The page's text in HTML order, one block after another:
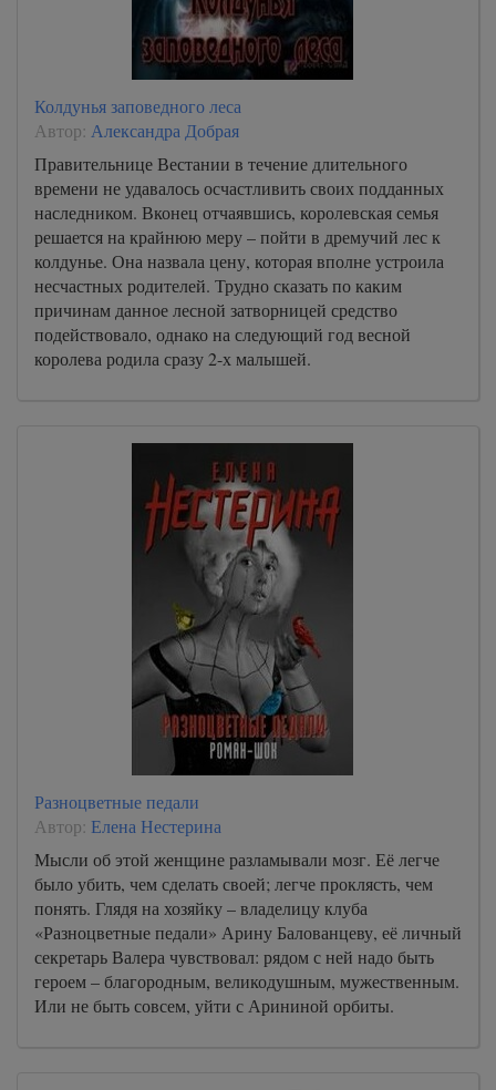
Колдунья заповедного леса
Автор: Александра Добрая
Правительнице Вестании в течение длительного
времени не удавалось осчастливить своих подданных
наследником. Вконец отчаявшись, королевская семья
решается на крайнюю меру – пойти в дремучий лес к
колдунье. Она назвала цену, которая вполне устроила
несчастных родителей. Трудно сказать по каким
причинам данное лесной затворницей средство
подействовало, однако на следующий год весной
королева родила сразу 2-х малышей.
Разноцветные педали
Автор: Елена Нестерина
Мысли об этой женщине разламывали мозг. Её легче
было убить, чем сделать своей; легче проклясть, чем
понять. Глядя на хозяйку – владелицу клуба
«Разноцветные педали» Арину Балованцеву, её личный
секретарь Валера чувствовал: рядом с ней надо быть
героем – благородным, великодушным, мужественным.
Или не быть совсем, уйти с Арининой орбиты.